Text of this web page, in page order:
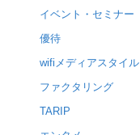
イベント・セミナー
優待
wifiメディアスタイル
ファクタリング
TARIP